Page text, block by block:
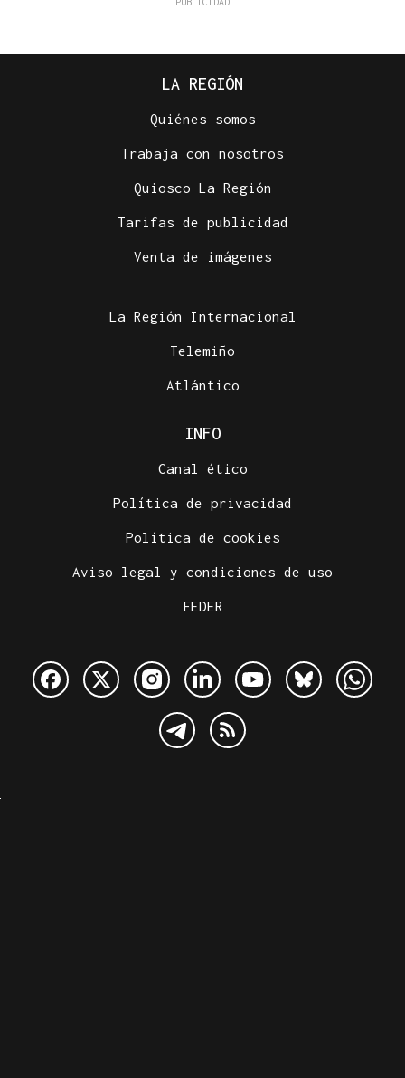
LA REGIÓN
Quiénes somos
Trabaja con nosotros
Quiosco La Región
Tarifas de publicidad
Venta de imágenes
La Región Internacional
Telemiño
Atlántico
INFO
Canal ético
Política de privacidad
Política de cookies
Aviso legal y condiciones de uso
FEDER